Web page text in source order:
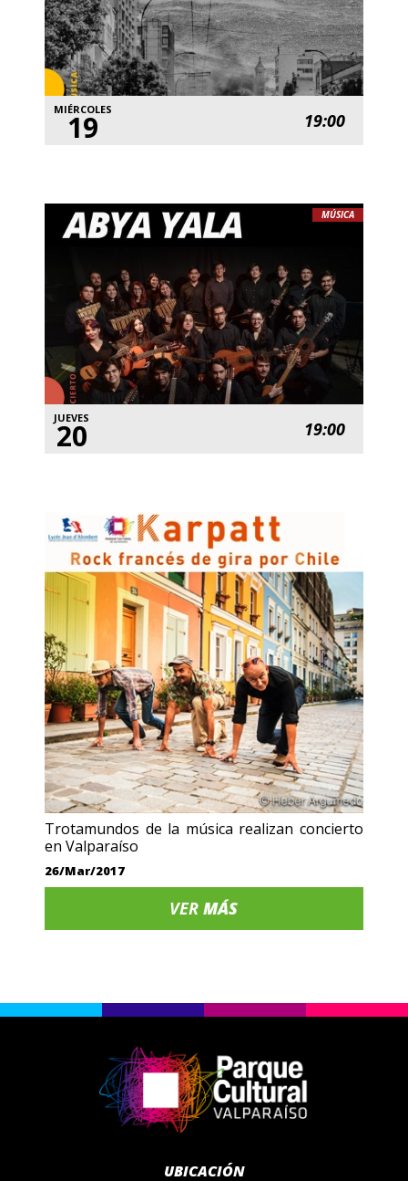
MIÉRCOLES
19 19:00
MÚSICA
JUEVES
20 19:00
Trotamundos de la música realizan concierto
en Valparaíso
26/Mar/2017
VERMÁS
UBICACIÓN